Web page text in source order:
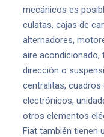
mecánicos es
culatas, cajas de
alternadores,
aire
dirección o
centralitas,
electrónicos,
otros elementos
Fiat también tienen